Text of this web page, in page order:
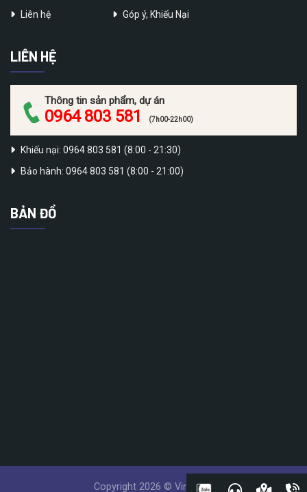
Liên hệ
Góp ý, Khiếu Nại
LIÊN HỆ
Thông tin sản phẩm, dự án
0964 803 581 (7h00-22h00)
Khiếu nại: 0964 803 581 (8:00 - 21:30)
Bảo hành: 0964 803 581 (8:00 - 21:00)
BẢN ĐỒ
Copyright 2026 © Vinatech